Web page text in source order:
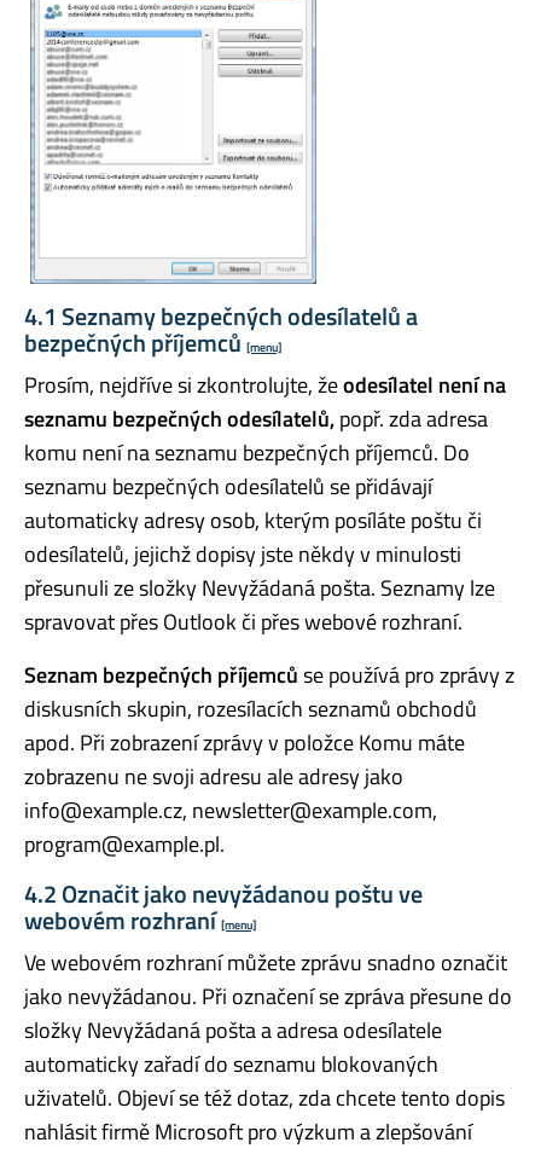
4.1 Seznamy bezpečných odesílatelů a
bezpečných příjemců [menu]
Prosím, nejdříve si zkontrolujte, žeodesílatel není na
seznamu bezpečných odesílatelů,popř. zda adresa
komu není na seznamu bezpečných příjemců. Do
seznamu bezpečných odesílatelů se přidávají
automaticky adresy osob, kterým posíláte poštu či
odesílatelů, jejichž dopisy jste někdy v minulosti
přesunuli ze složky Nevyžádaná pošta. Seznamy lze
spravovat přes Outlook či přes webové rozhraní.
Seznam bezpečných příjemcůse používá pro zprávy z
diskusních skupin, rozesílacích seznamů obchodů
apod. Při zobrazení zprávy v položce Komu máte
zobrazenu ne svoji adresu ale adresy jako
info@example.cz, newsletter@example.com,
program@example.pl.
4.2 Označit jako nevyžádanou poštu ve
webovém rozhraní [menu]
Ve webovém rozhraní můžete zprávu snadno označit
jako nevyžádanou. Při označení se zpráva přesune do
složky Nevyžádaná pošta a adresa odesílatele
automaticky zařadí do seznamu blokovaných
uživatelů. Objeví se též dotaz, zda chcete tento dopis
nahlásit firmě Microsoft pro výzkum a zlepšování